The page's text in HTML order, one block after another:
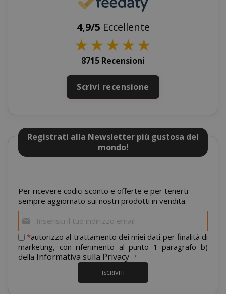
4,9/5 Eccellente
★★★★★
8715 Recensioni
Scrivi recensione
Registrati alla Newsletter più gustosa del
mondo!
Per ricevere codici sconto e offerte e per tenerti
sempre aggiornato sui nostri prodotti in vendita.
alla
nostra
newsletter:
*autorizzo al trattamento dei miei dati per finalità di
marketing, con riferimento al punto 1 paragrafo b)
della Informativa sulla Privacy
ISCRIVITI
mage-cache-sessid
CrossDomainCookieScriptConsent_105